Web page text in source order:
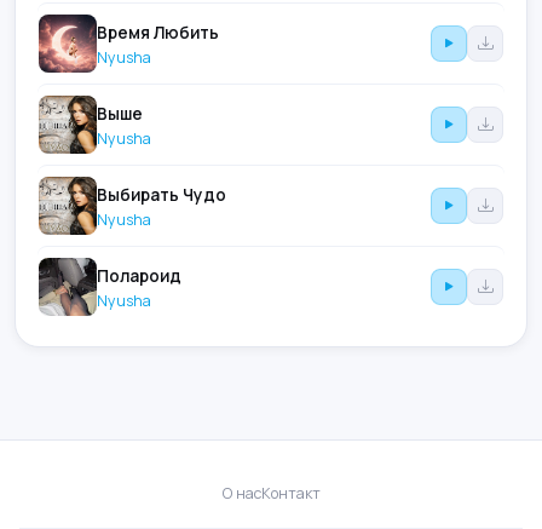
Время Любить
Nyusha
Выше
Nyusha
Выбирать Чудо
Nyusha
Полароид
Nyusha
О насКонтакт